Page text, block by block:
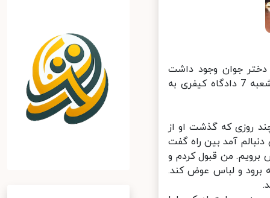
جوان وجود داشت
احتمال وقوع تجاوز را تأیید کردند و با توجه به این نظریه بود که قضات شعبه 7 دادگاه کیفری به
روزی که گذشت او از
آمد بین راه گفت
من قبول کردم و
برود و لباس عوض کند.